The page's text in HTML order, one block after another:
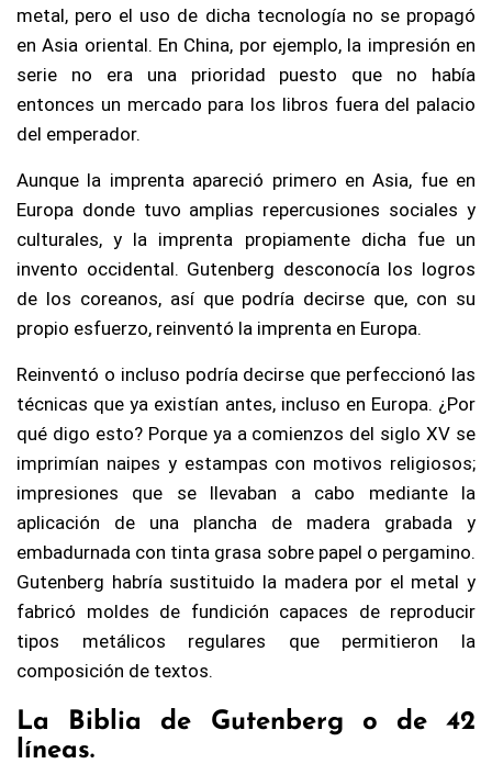
metal, pero el uso de dicha tecnología no se propagó
en Asia oriental. En China, por ejemplo, la impresión en
serie no era una prioridad puesto que no había
entonces un mercado para los libros fuera del palacio
del emperador.
Aunque la imprenta apareció primero en Asia, fue en
Europa donde tuvo amplias repercusiones sociales y
culturales, y la imprenta propiamente dicha fue un
invento occidental. Gutenberg desconocía los logros
de los coreanos, así que podría decirse que, con su
propio esfuerzo, reinventó la imprenta en Europa.
Reinventó o incluso podría decirse que perfeccionó las
técnicas que ya existían antes, incluso en Europa. ¿Por
qué digo esto? Porque ya a comienzos del siglo XV se
imprimían naipes y estampas con motivos religiosos;
impresiones que se llevaban a cabo mediante la
aplicación de una plancha de madera grabada y
embadurnada con tinta grasa sobre papel o pergamino.
Gutenberg habría sustituido la madera por el metal y
fabricó moldes de fundición capaces de reproducir
tipos metálicos regulares que permitieron la
composición de textos.
La Biblia de Gutenberg o de 42
líneas.